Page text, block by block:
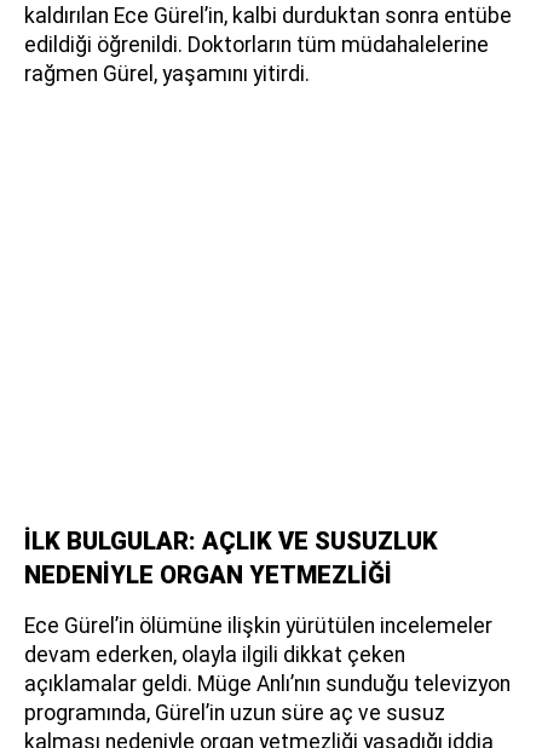
kaldırılan Ece Gürel’in, kalbi durduktan sonra entübe
edildiği öğrenildi. Doktorların tüm müdahalelerine
rağmen Gürel, yaşamını yitirdi.
İLK BULGULAR: AÇLIK VE SUSUZLUK
NEDENİYLE ORGAN YETMEZLİĞİ
Ece Gürel’in ölümüne ilişkin yürütülen incelemeler
devam ederken, olayla ilgili dikkat çeken
açıklamalar geldi. Müge Anlı’nın sunduğu televizyon
programında, Gürel’in uzun süre aç ve susuz
kalması nedeniyle organ yetmezliği yaşadığı iddia